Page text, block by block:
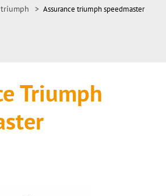
> Assurance triumph speedmaster
Triumph